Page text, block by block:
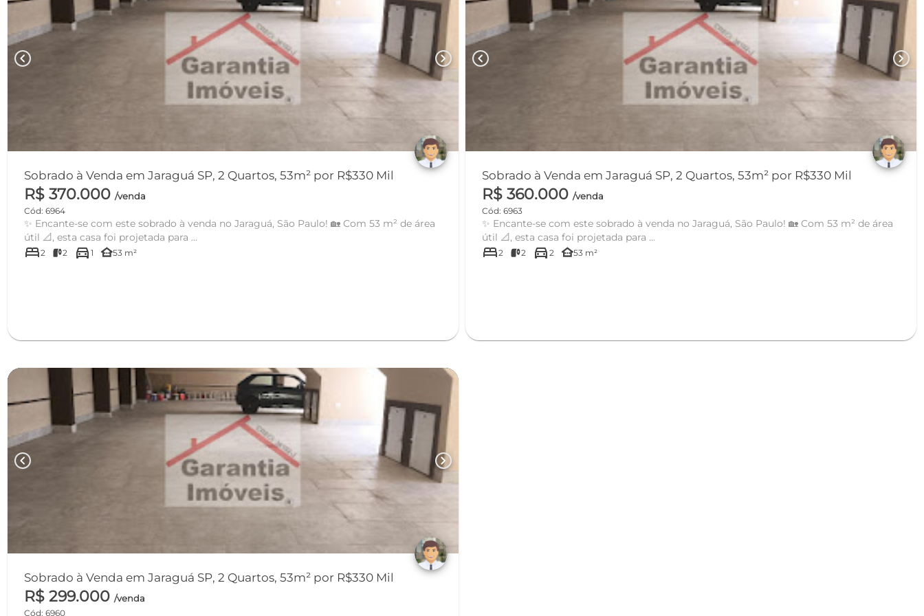
chevron_left chevron_right
Sobrado à Venda em Jaraguá SP, 2 Quartos, 53m² por R$330 Mil
R$ 370.000 /venda
Cód: 6964
✨ Encante-se com este sobrado à venda no Jaraguá, São Paulo! 🏡 Com 53 m² de área
útil 📐, esta casa foi projetada para ...
bed2 2 directions_car 1 other_houses53 m²
chevron_left chevron_right
Sobrado à Venda em Jaraguá SP, 2 Quartos, 53m² por R$330 Mil
R$ 360.000/venda
Cód: 6963
✨ Encante-se com este sobrado à venda no Jaraguá, São Paulo! 🏡 Com 53 m² de área
útil 📐, esta casa foi projetada para ...
bed2 2 directions_car 2 other_houses53 m²
chevron_left chevron_right
Sobrado à Venda em Jaraguá SP, 2 Quartos, 53m² por R$330 Mil
R$ 299.000 /venda
Cód: 6960